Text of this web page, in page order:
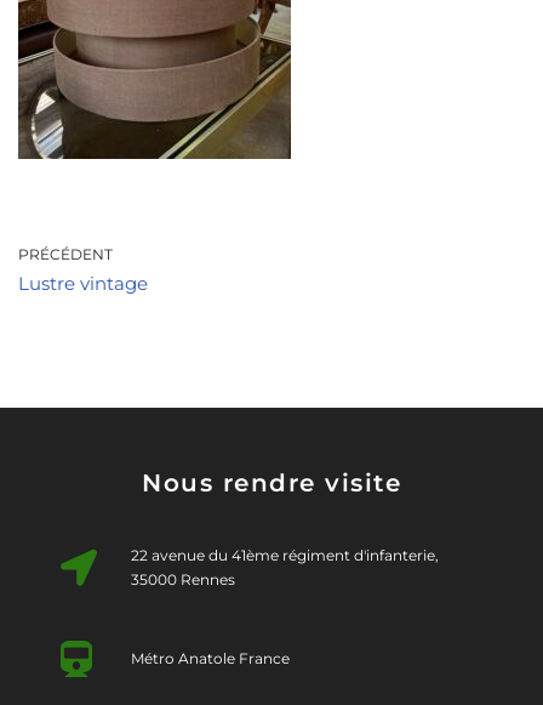
PRÉCÉDENT
Lustre vintage
Nous rendre visite
22 avenue du 41ème régiment d'infanterie,
35000 Rennes
Métro Anatole France